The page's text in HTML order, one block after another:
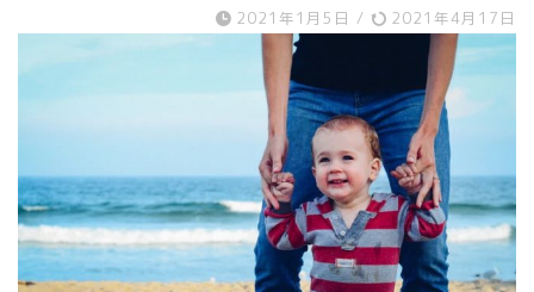
2021年1月5日 / 2021年4月17日